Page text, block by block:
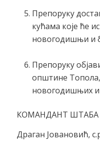
Препоруку
кућама које ће
новогодишњи и
Препоруку
општине
новогодишњих
КОМАНДАНТ ШТАБА
Драган Јовановић,